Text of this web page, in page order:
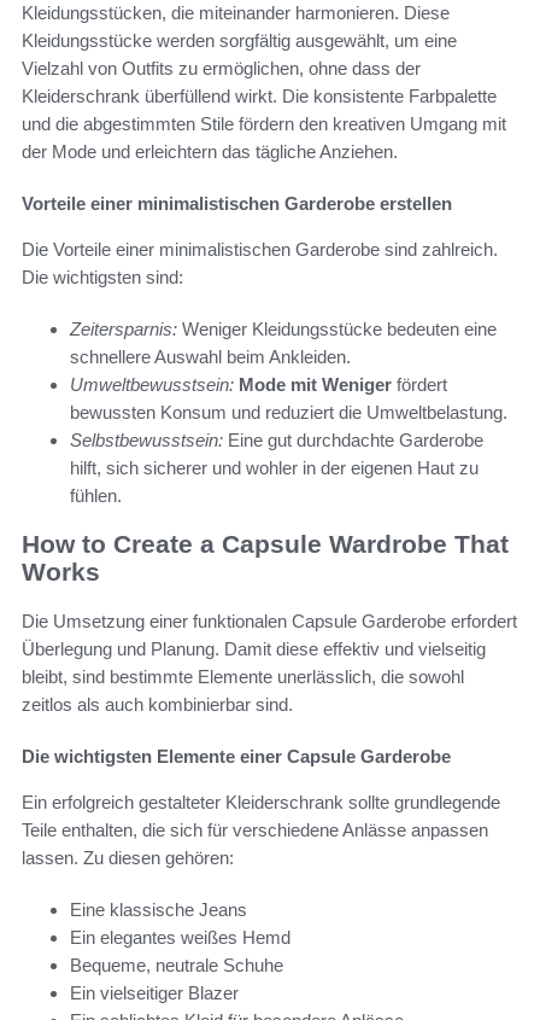
Kleidungsstücken, die miteinander harmonieren. Diese
Kleidungsstücke werden sorgfältig ausgewählt, um eine
Vielzahl von Outfits zu ermöglichen, ohne dass der
Kleiderschrank überfüllend wirkt. Die konsistente Farbpalette
und die abgestimmten Stile fördern den kreativen Umgang mit
der Mode und erleichtern das tägliche Anziehen.
Vorteile einer minimalistischen Garderobe erstellen
Die Vorteile einer minimalistischen Garderobe sind zahlreich.
Die wichtigsten sind:
Zeitersparnis: Weniger Kleidungsstücke bedeuten eine
schnellere Auswahl beim Ankleiden.
Umweltbewusstsein: Mode mit Weniger fördert
bewussten Konsum und reduziert die Umweltbelastung.
Selbstbewusstsein: Eine gut durchdachte Garderobe
hilft, sich sicherer und wohler in der eigenen Haut zu
fühlen.
How to Create a Capsule Wardrobe That
Works
Die Umsetzung einer funktionalen Capsule Garderobe erfordert
Überlegung und Planung. Damit diese effektiv und vielseitig
bleibt, sind bestimmte Elemente unerlässlich, die sowohl
zeitlos als auch kombinierbar sind.
Die wichtigsten Elemente einer Capsule Garderobe
Ein erfolgreich gestalteter Kleiderschrank sollte grundlegende
Teile enthalten, die sich für verschiedene Anlässe anpassen
lassen. Zu diesen gehören:
Eine klassische Jeans
Ein elegantes weißes Hemd
Bequeme, neutrale Schuhe
Ein vielseitiger Blazer